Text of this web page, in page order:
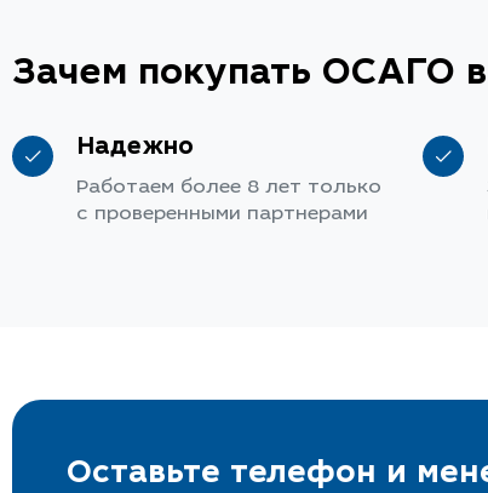
Зачем покупать ОСАГО
Надежно
Работаем более 8 лет только
с проверенными партнерами
Оставьте телефон и